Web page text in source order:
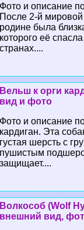
Фото и описание
После 2-й
родине была
которого её
странах....
Вельш к opги
вид и фото
Фото и описание
кардиган. Эта
густая шерсть с
пушистым
защищает....
Волкособ (Wolf
внешний вид,